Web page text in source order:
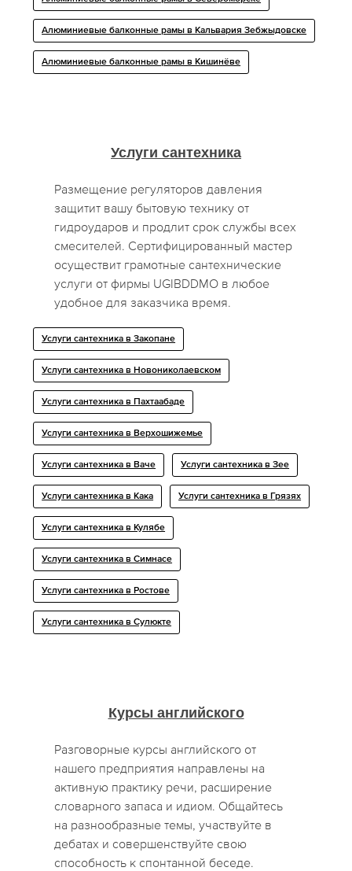
Алюминиевые балконные рамы в Кальвария Зебжыдовске
Алюминиевые балконные рамы в Кишинёве
Услуги сантехника
Размещение регуляторов давления
защитит вашу бытовую технику от
гидроударов и продлит срок службы всех
смесителей. Сертифицированный мастер
осуществит грамотные сантехнические
услуги от фирмы UGIBDDMO в любое
удобное для заказчика время.
Услуги сантехника в Закопане
Услуги сантехника в Новониколаевском
Услуги сантехника в Пахтаабаде
Услуги сантехника в Верхошижемье
Услуги сантехника в Ваче Услуги сантехника в Зее
Услуги сантехника в Кака Услуги сантехника в Грязях
Услуги сантехника в Кулябе
Услуги сантехника в Симнасе
Услуги сантехника в Ростове
Услуги сантехника в Сулюкте
Курсы английского
Разговорные курсы английского от
нашего предприятия направлены на
активную практику речи, расширение
словарного запаса и идиом. Общайтесь
на разнообразные темы, участвуйте в
дебатах и совершенствуйте свою
способность к спонтанной беседе.